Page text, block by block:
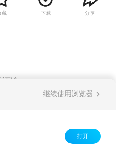
惑。
藏 下载 分享
论
继续使用浏览器
打开